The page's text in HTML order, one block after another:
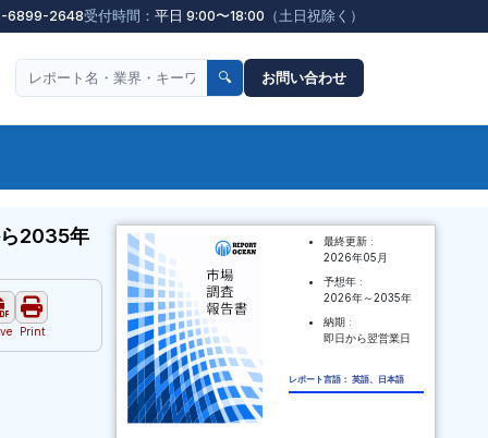
6899-2648受付時間： 平日 9:00〜18:00 （土日祝除く）
🔍 お問い合わせ
ら2035年
Print
最終更新 :
2026年05月
予想年 :
2026年～2035年
納期 :
即日から翌営業日
レポート言語： 英語、日本語